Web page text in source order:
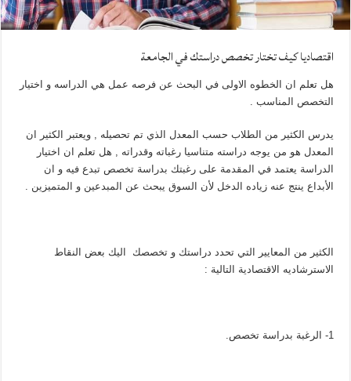
اقتصاديا كيف تختار تخصص دراستك في الجامعة
هل تعلم ان الخطوه الاولى في البحث عن فرصه عمل هي الدراسه و اختيار
التخصص المناسب .
يدرس الكثير من الطلاب حسب المعدل الذي تم تحصيله , ويعتبر الكثير ان
المعدل هو من يوجه دراسته متناسيا رغباته وقدراته , هل تعلم ان اختيار
الدراسة يعتمد في المقدمة على رغبتك بدراسة تخصص تبدع فيه و ان
الأبداع ينتج عنه زياده الدخل لأن السوق يبحث عن المبدعين و المتميزين .
الكثير من المعايير التي تحدد دراستك و تخصصك اليك بعض النقاط
الاسترشاديه الاقتصادية التالية :
1- الرغبة بدراسة تخصص.